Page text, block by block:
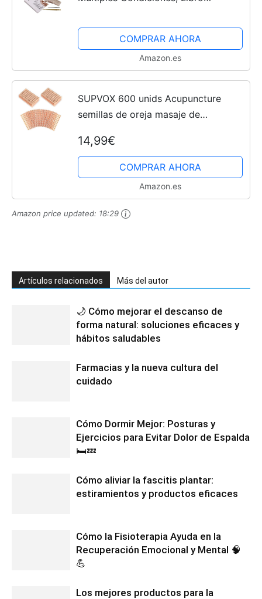
Posicionamiento, Sonda, Diagrama
de Acupuntura de la Oreja, Pinzas
COMPRAR AHORA
Amazon.es
SUPVOX 600 unids Acupuncture
semillas de oreja masaje de
vaccaria bean auricular paster
presión oídos pegatinas 10 hojas
14,99€
COMPRAR AHORA
Amazon.es
Amazon price updated: 18:29
Artículos relacionados Más del autor
🌙 Cómo mejorar el descanso de
forma natural: soluciones eficaces y
hábitos saludables
Farmacias y la nueva cultura del
cuidado
Cómo Dormir Mejor: Posturas y
Ejercicios para Evitar Dolor de Espalda
🛏️💤
Cómo aliviar la fascitis plantar:
estiramientos y productos eficaces
Cómo la Fisioterapia Ayuda en la
Recuperación Emocional y Mental 🧠
💪
Los mejores productos para la